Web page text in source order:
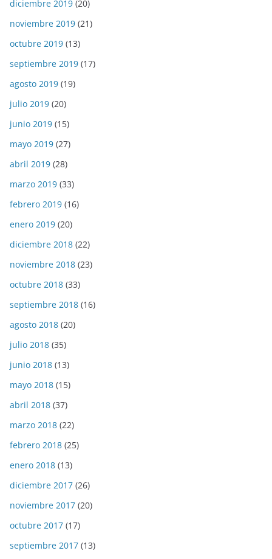
diciembre 2019 (20)
noviembre 2019 (21)
octubre 2019 (13)
septiembre 2019 (17)
agosto 2019 (19)
julio 2019 (20)
junio 2019 (15)
mayo 2019 (27)
abril 2019 (28)
marzo 2019 (33)
febrero 2019 (16)
enero 2019 (20)
diciembre 2018 (22)
noviembre 2018 (23)
octubre 2018 (33)
septiembre 2018 (16)
agosto 2018 (20)
julio 2018 (35)
junio 2018 (13)
mayo 2018 (15)
abril 2018 (37)
marzo 2018 (22)
febrero 2018 (25)
enero 2018 (13)
diciembre 2017 (26)
noviembre 2017 (20)
octubre 2017 (17)
septiembre 2017 (13)